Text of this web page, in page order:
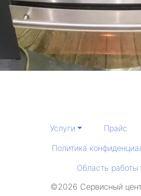
Услуги Прайс
Политика
Область работы
©2026 Сервисный